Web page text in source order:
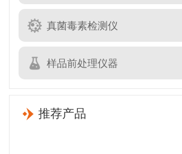
真菌毒素检测仪
样品前处理仪器
推荐产品